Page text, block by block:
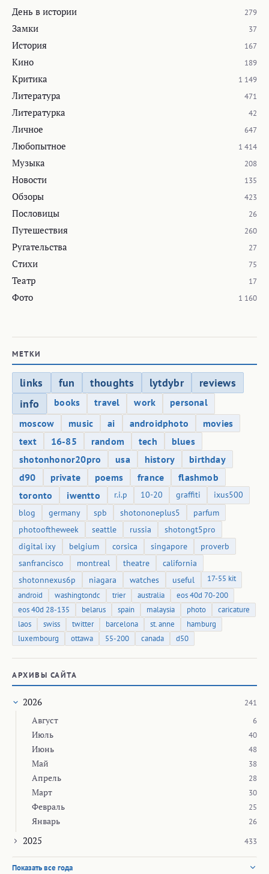
День в истории 279
Замки 37
История 167
Кино 189
Критика 1 149
Литература 471
Литературка 42
Личное 647
Любопытное 1 414
Музыка 208
Новости 135
Обзоры 423
Пословицы 26
Путешествия 260
Ругательства 27
Стихи 75
Театр 17
Фото 1 160
МЕТКИ
links fun thoughts lytdybr
reviews
info
books travel work
personal
moscow
music ai androidphoto
movies
text
16-85 random tech
blues
shotonhonor20pro
usa history
birthday
d90
private poems france
flashmob
toronto
iwentto r.i.p 10-20 graffiti
ixus500
blog
germany spb shotononeplus5
parfum
photooftheweek
seattle russia
shotongt5pro
digital ixy
belgium corsica singapore
proverb
sanfrancisco
montreal theatre
california
shotonnexus6p
niagara watches useful
17-55 kit
android
washingtondc trier australia
eos 40d 70-200
eos 40d 28-135
belarus spain malaysia photo
caricature
laos
swiss twitter barcelona st. anne
hamburg
luxembourg
ottawa 55-200 canada d50
АРХИВЫ САЙТА
2026 241
Август 6
Июль 40
Июнь 48
Май 38
Апрель 28
Март 30
Февраль 25
Январь 26
2025 433
Показать все года